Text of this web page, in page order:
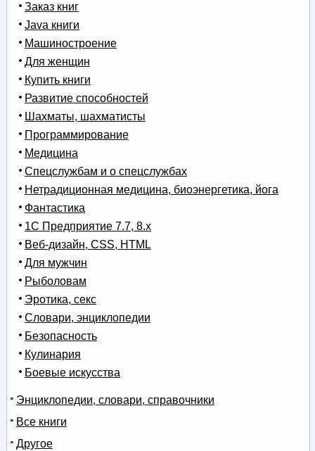
Заказ книг
Java книги
Машиностроение
Для женщин
Купить книги
Развитие способностей
Шахматы, шахматисты
Программирование
Медицина
Спецслужбам и о спецслужбах
Нетрадиционная медицина, биоэнергетика, йога
Фантастика
1С Предприятие 7.7, 8.x
Веб-дизайн, CSS, HTML
Для мужчин
Рыболовам
Эротика, секс
Словари, энциклопедии
Безопасность
Кулинария
Боевые искусства
Энциклопедии, словари, справочники
Все книги
Другое